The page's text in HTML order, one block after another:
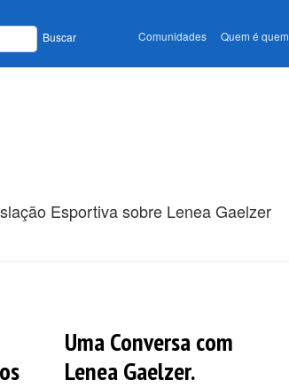
Buscar Comunidades Quem é quem
Esportiva sobre Lenea Gaelzer
Uma Conversa com
Lenea Gaelzer.